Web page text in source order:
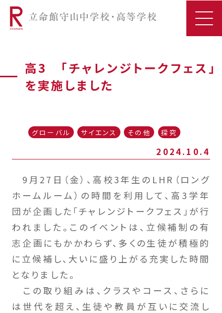
高3 「チャレンジトークフェス」
を実施しました
グローバル サイエンス その他 探究
2024.10.4
9月27日（金）、高校3年生のLHR（ロング
ホームルーム）の時間を利用して、高3学年
団が企画した「チャレンジトークフェス」が行
われました。このイベントは、立候補制の有
志企画にもかかわらず、多くの生徒が積極的
に立候補し、大いに盛り上がる充実した時間
となりました。
この取り組みは、クラスやコース、さらに
は世代を超え、生徒や教員が互いに交流し